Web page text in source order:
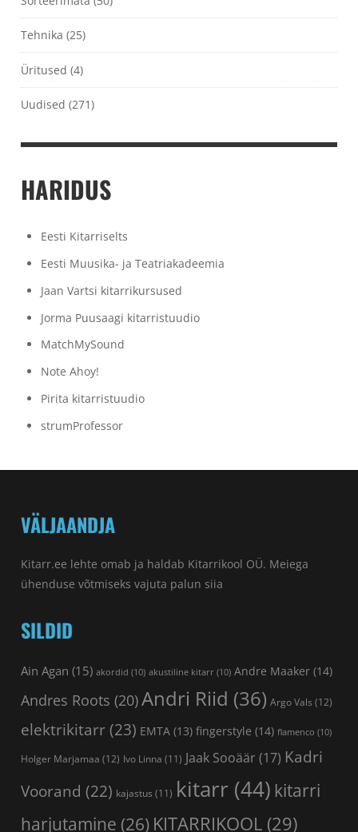
Tehnika (25)
Üritused (4)
Uudised (271)
HARIDUS
Eesti Kitarriselts
Eesti Muusika- ja Teatriakadeemia
Jaan Vartsi kitarrikursused
Jorma Puusaagi kitarristuudio
MatchMySound
Note Ahoy!
Pirita kitarristuudio
strumProfessor
VÄLJAANDJA
Kitarr.ee lehte omab ja haldab Kitarrikool OÜ. Meiega
ühenduse võtmiseks vajuta palun siia
SILDID
Ain Agan (15) akordid (10) akustiline kitarr (10) Andre Maaker (14)
Andres Roots (20)Andri Riid (36) Argo Vals (12)
elektrikitarr(23) EMTA (13) fingerstyle (14) flamenco (10)
Holger Marjamaa (12) Ivo Linna (11) Jaak Sooäär(17) Kadri
Voorand (22) kajastus (11) kitarr (44) kitarri
harjutamine (26) KITARRIKOOL (29)